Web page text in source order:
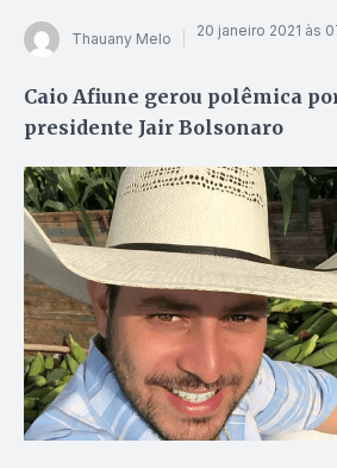
Thauany Melo 20 janeiro 2021 às
Caio Afiune gerou polêmica
presidente Jair Bolsonaro